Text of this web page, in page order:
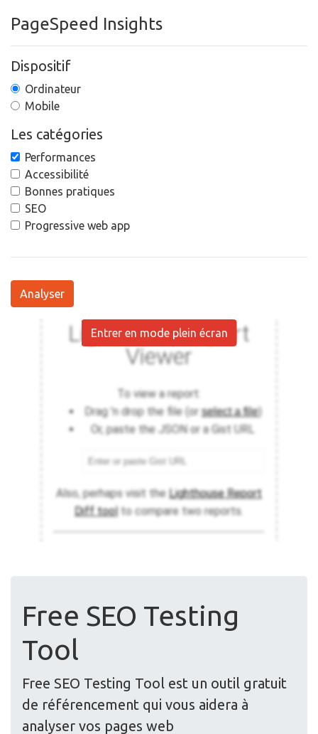
PageSpeed Insights
Dispositif
Ordinateur
Mobile
Les catégories
Performances
Accessibilité
Bonnes pratiques
SEO
Progressive web app
Analyser
Entrer en mode plein écran
Free SEO Testing
Tool
Free SEO Testing Tool est un outil gratuit
de référencement qui vous aidera à
analyser vos pages web